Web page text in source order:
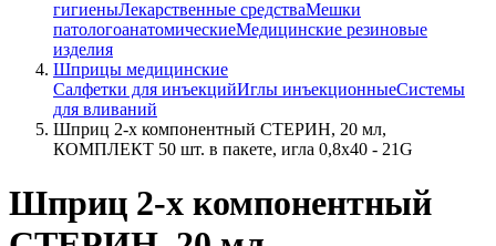
гигиеныЛекарственные средстваМешки
патологоанатомическиеМедицинские резиновые
изделия
Шприцы медицинские
Салфетки для инъекцийИглы инъекционныеСистемы
для вливаний
Шприц 2-х компонентный СТЕРИН, 20 мл,
КОМПЛЕКТ 50 шт. в пакете, игла 0,8х40 - 21G
Шприц 2-х компонентный